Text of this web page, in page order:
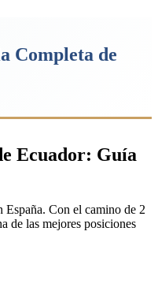
Completa de
Ecuador: Guía
España. Con el camino de 2
de las mejores posiciones